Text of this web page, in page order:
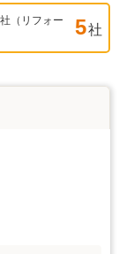
（リフォー
5社